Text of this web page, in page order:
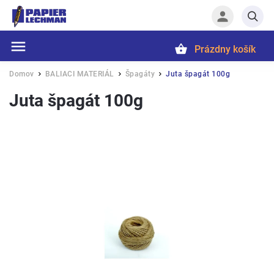
Prázdny košík
Domov / BALIACI MATERIÁL / Špagáty / Juta špagát 100g
Juta špagát 100g